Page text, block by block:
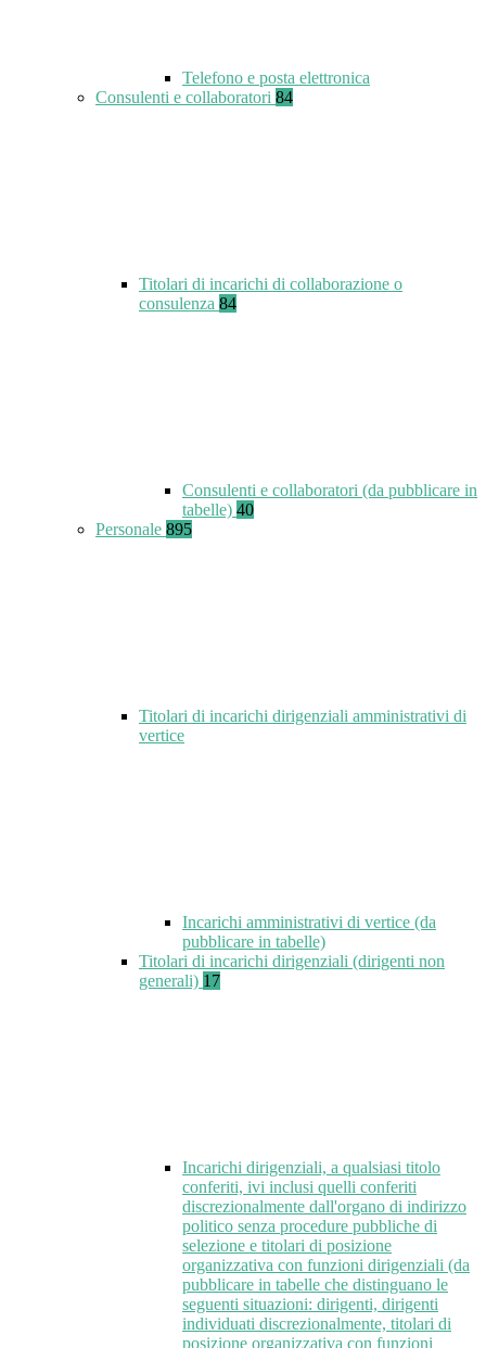
Telefono e posta elettronica
Consulenti e collaboratori 84
Titolari di incarichi di collaborazione o
consulenza 84
Consulenti e collaboratori (da pubblicare in
tabelle) 40
Personale 895
Titolari di incarichi dirigenziali amministrativi di
vertice
Incarichi amministrativi di vertice (da
pubblicare in tabelle)
Titolari di incarichi dirigenziali (dirigenti non
generali) 17
Incarichi dirigenziali, a qualsiasi titolo
conferiti, ivi inclusi quelli conferiti
discrezionalmente dall'organo di indirizzo
politico senza procedure pubbliche di
selezione e titolari di posizione
organizzativa con funzioni dirigenziali (da
pubblicare in tabelle che distinguano le
seguenti situazioni: dirigenti, dirigenti
individuati discrezionalmente, titolari di
posizione organizzativa con funzioni